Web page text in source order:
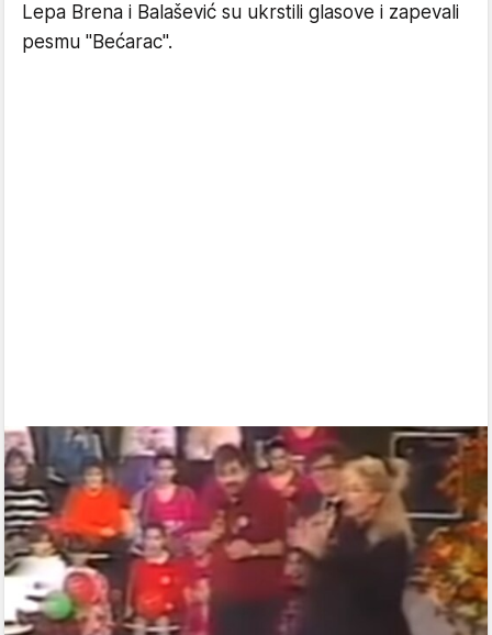
Lepa Brena i Balašević su ukrstili glasove i zapevali
pesmu "Bećarac".